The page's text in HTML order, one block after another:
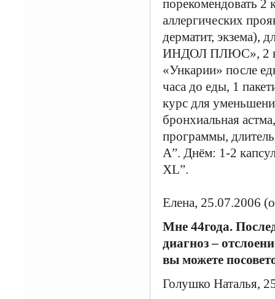
порекомендовать 2
аллергических
дерматит, экзема),
ИНДОЛ ПЛЮС», 2
«Ункарии» после
часа до еды, 1
курс для
бронхиальная
программы,
А”. Днём: 1-2
XL”.
Елена, 25.07.2006
Мне 44года.
диагноз –
вы можете
Голушко Наталья,